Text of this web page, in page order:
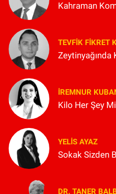
Kahraman
TEVFIK FIKRET
Zeytinyağında
İREMNUR
Kilo Her Şey
YELIS AYAZ
Sokak Sizden
DR. TANER